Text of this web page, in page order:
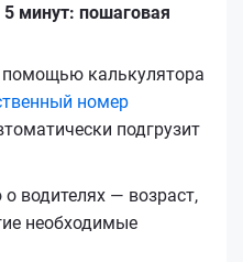
5 минут: пошаговая
помощью калькулятора
номер
подгрузит
водителях — возраст,
необходимые